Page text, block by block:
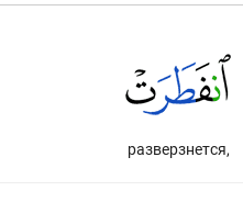
разверзнется,